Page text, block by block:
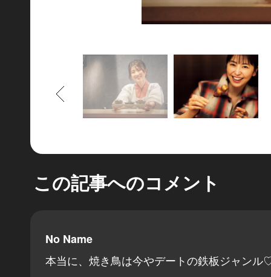
この記事へのコメント
No Name
本当に、焼き鳥は今やデートの鉄板ジャンル